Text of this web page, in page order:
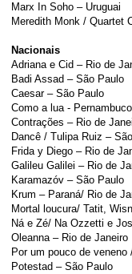
Marx In Soho – Uruguai
Meredith Monk / Quartet
Nacionais
Adriana e Cid – Rio de
Badi Assad – São Paulo
Caesar – São Paulo
Como a lua - Pernambuco
Contrações – Rio de
Dancê / Tulipa Ruiz –
Frida y Diego – Rio de
Galileu Galilei – Rio de
Karamazóv – São Paulo
Krum – Paraná/ Rio de
Mortal loucura/ Tatit,
Ná e Zé/ Na Ozzetti e
Oleanna – Rio de Janeiro
Por um pouco de
Potestad – São Paulo